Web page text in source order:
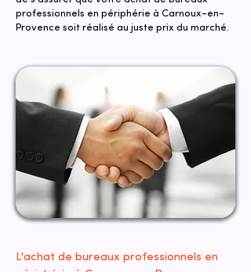
professionnels en périphérie à Carnoux-en-
Provence soit réalisé au juste prix du marché.
L'achat de bureaux professionnels en